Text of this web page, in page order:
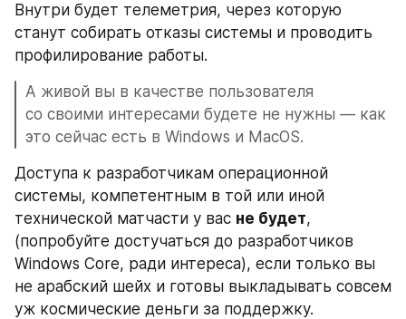
Внутри будет телеметрия, через которую
станут собирать отказы системы и проводить
профилирование работы.
А живой вы в качестве пользователя
со своими интересами будете не нужны — как
это сейчас есть в Windows и MacOS.
Доступа к разработчикам операционной
системы, компетентным в той или иной
технической матчасти у вас не будет,
(попробуйте достучаться до разработчиков
Windows Core, ради интереса), если только вы
не арабский шейх и готовы выкладывать совсем
уж космические деньги за поддержку.